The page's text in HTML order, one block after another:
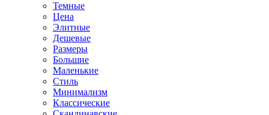
Темные
Цена
Элитные
Дешевые
Размеры
Большие
Маленькие
Стиль
Минимализм
Классические